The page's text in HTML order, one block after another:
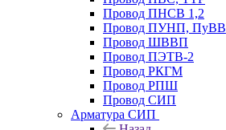
Провод ПНСВ 1,2
Провод ПУНП, ПуВВ
Провод ШВВП
Провод ПЭТВ-2
Провод РКГМ
Провод РПШ
Провод СИП
Арматура СИП